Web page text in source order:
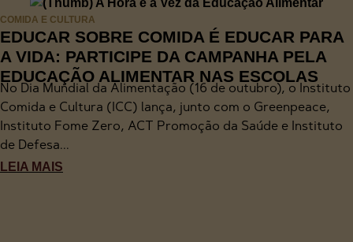
COMIDA E CULTURA
EDUCAR SOBRE COMIDA É EDUCAR PARA
A VIDA: PARTICIPE DA CAMPANHA PELA
EDUCAÇÃO ALIMENTAR NAS ESCOLAS
No Dia Mundial da Alimentação (16 de outubro), o Instituto
Comida e Cultura (ICC) lança, junto com o Greenpeace,
Instituto Fome Zero, ACT Promoção da Saúde e Instituto
de Defesa...
LEIA MAIS